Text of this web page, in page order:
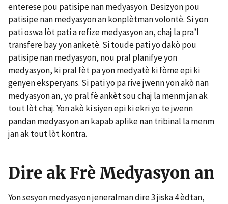
enterese pou patisipe nan medyasyon. Desizyon pou
patisipe nan medyasyon an konplètman volontè. Si yon
pati oswa lòt pati a refize medyasyon an, chaj la pra’l
transfere bay yon anketè. Si toude pati yo dakò pou
patisipe nan medyasyon, nou pral planifye yon
medyasyon, ki pral fèt pa yon medyatè ki fòme epi ki
genyen eksperyans. Si pati yo pa rive jwenn yon akò nan
medyasyon an, yo pral fè ankèt sou chaj la menm jan ak
tout lòt chaj. Yon akò ki siyen epi ki ekri yo te jwenn
pandan medyasyon an kapab aplike nan tribinal la menm
jan ak tout lòt kontra.
Dire ak Frè Medyasyon an
Yon sesyon medyasyon jeneralman dire 3 jiska 4 èdtan,